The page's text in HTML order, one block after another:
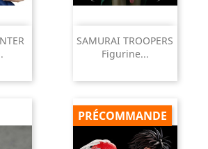
SAMURAI TROOPERS
Figurine...
PRÉCOMMANDE